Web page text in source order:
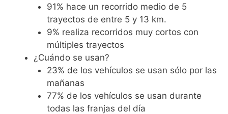
91% hace un recorrido medio de 5
trayectos de entre 5 y 13 km.
9% realiza recorridos muy cortos con
múltiples trayectos
¿Cuándo se usan?
23% de los vehículos se usan sólo por las
mañanas
77% de los vehículos se usan durante
todas las franjas del día